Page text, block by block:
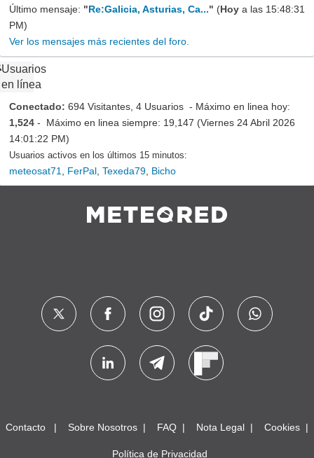
Último mensaje: "Re:Galicia, Asturias, Ca..." (Hoy a las 15:48:31
PM)
Ver los mensajes más recientes del foro.
Usuarios
en línea
Conectado: 694 Visitantes, 4 Usuarios - Máximo en linea hoy:
1,524 - Máximo en linea siempre: 19,147 (Viernes 24 Abril 2026
14:01:22 PM)
Usuarios activos en los últimos 15 minutos:
meteosat71 FerPal Texeda79 Bicho
Contacto Sobre Nosotros FAQ Nota Legal Cookies
Política de Privacidad